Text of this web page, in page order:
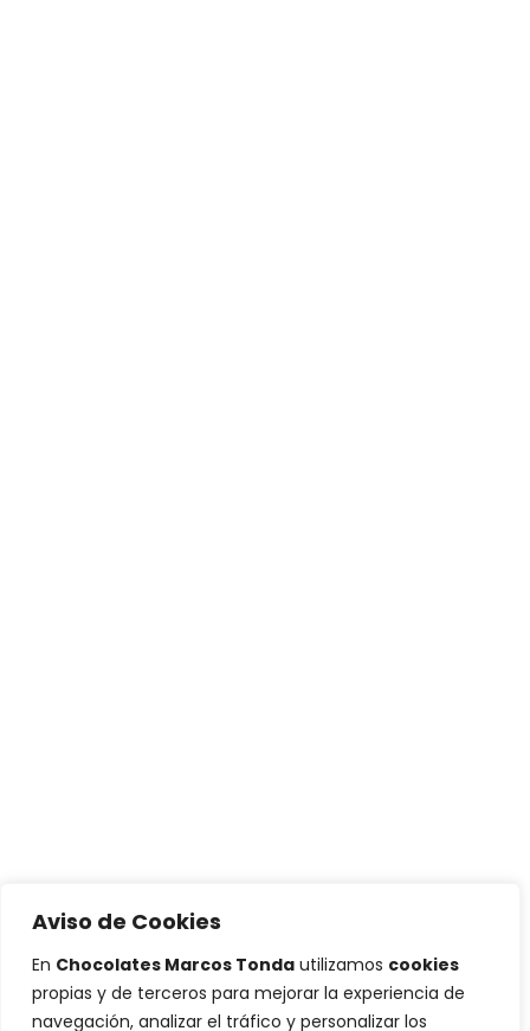
Aviso de Cookies
En Chocolates Marcos Tonda utilizamos cookies
propias y de terceros para mejorar la experiencia de
navegación, analizar el tráfico y personalizar los